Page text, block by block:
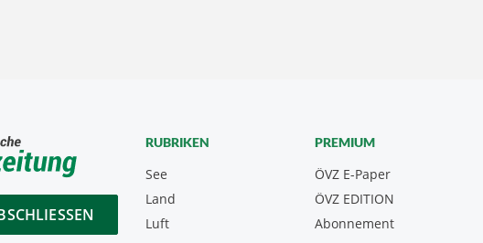
RUBRIKEN
See
Land
Luft
PREMIUM
ÖVZ E-Paper
Abonnement
ÖVZ EDITION